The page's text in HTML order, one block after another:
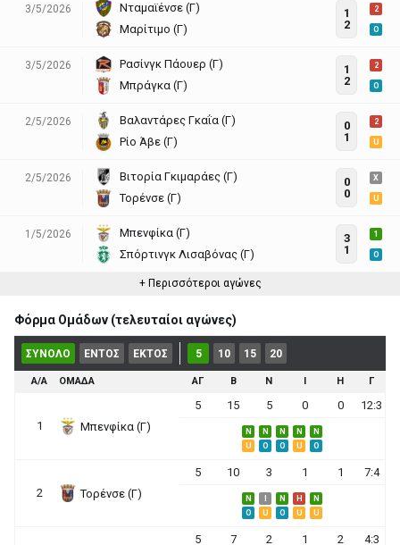
3/5/2026
Νταμαϊένσε (Γ)
Μαρίτιμο (Γ)
1
2
2
O
3/5/2026
Ρασίνγκ Πάουερ (Γ)
Μπράγκα (Γ)
1
2
2
O
2/5/2026
Βαλαντάρες Γκαΐα (Γ)
Ρίο Άβε (Γ)
0
1
2
U
2/5/2026
Βιτορία Γκιμαράες (Γ)
Τορένσε (Γ)
0
0
X
U
1/5/2026
Μπενφίκα (Γ)
Σπόρτινγκ Λισαβόνας (Γ)
3
1
1
O
+ Περισσότεροι αγώνες
Φόρμα Ομάδων (τελευταίοι αγώνες)
ΣΥΝΟΛΟ ΕΝΤΟΣ ΕΚΤΟΣ 5 10 15 20
Α/Α ΟΜΑΔΑ ΑΓ Β Ν Ι Η Γ
1 Μπενφίκα (Γ)
5 15 5 0 0 12:3
N N N N
N
U
O O U O
2 Τορένσε (Γ)
5 10 3 1 1 7:4
N N H
N
O
U O U U
5 7 2 1 2 4:3